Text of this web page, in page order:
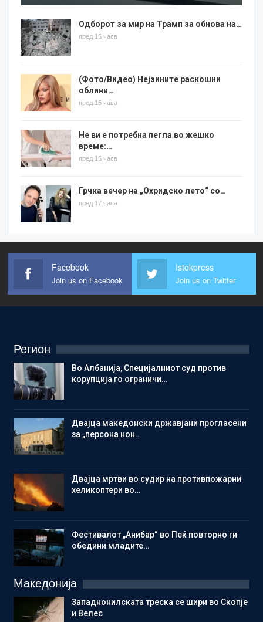
Одборот за мир на Трамп за обнова на…
пред 15 часа
(Фото/Видео) Нејзините раскошни
облини…
пред 15 часа
Не ви е потребна пегла во жешко
време:…
пред 15 часа
Грчка вечер на „Охридско лето“ со…
пред 17 часа
Facebook
Join us on Facebook
Istokpress
Join us on Twitter
Регион
Во Албанија, Специјалниот суд против
корупција го ограничи…
Двајца македонски државјани прогласени
за „персона нон…
Двајца мртви во судир на противпожарни
хеликоптери во…
Фестивалот „Анибар“ во Пеќ повторно ги
обедини младите…
Македонија
Западнонилската треска се шири во Скопје
и Велес